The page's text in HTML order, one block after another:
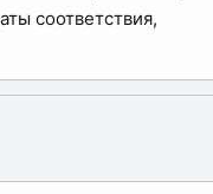
соответствия,